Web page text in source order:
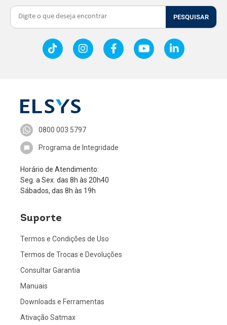
PESQUISAR
0800 003 5797
Programa de Integridade
Horário de Atendimento:
Seg. a Sex. das 8h às 20h40
Sábados, das 8h às 19h
Suporte
Termos e Condições de Uso
Termos de Trocas e Devoluções
Consultar Garantia
Manuais
Downloads e Ferramentas
Ativação Satmax